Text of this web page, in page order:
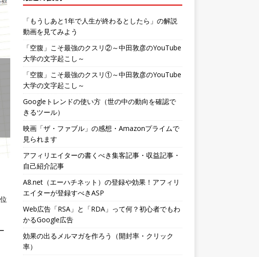
「もうしあと1年で人生が終わるとしたら」の解説
動画を見てみよう
「空腹」こそ最強のクスリ②～中田敦彦のYouTube
大学の文字起こし～
「空腹」こそ最強のクスリ①～中田敦彦のYouTube
大学の文字起こし～
Googleトレンドの使い方（世の中の動向を確認で
きるツール）
映画「ザ・ファブル」の感想・Amazonプライムで
見られます
アフィリエイターの書くべき集客記事・収益記事・
自己紹介記事
A8.net（エーハチネット）の登録や効果！アフィリ
エイターが登録すべきASP
Web広告「RSA」と「RDA」って何？初心者でもわ
かるGoogle広告
効果の出るメルマガを作ろう（開封率・クリック
率）